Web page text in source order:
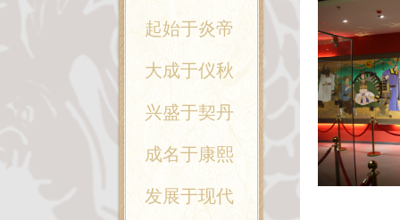
起始于炎帝
大成于仪秋
兴盛于契丹
成名于康熙
发展于现代